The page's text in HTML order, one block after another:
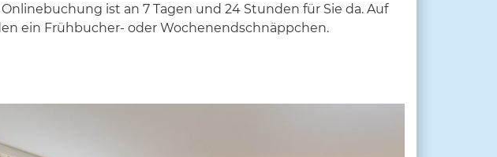
ist an 7 Tagen und 24 Stunden für Sie da. Auf
ein Frühbucher- oder Wochenendschnäppchen.